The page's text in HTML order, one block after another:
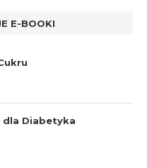
E-BOOKI
dla Diabetyka